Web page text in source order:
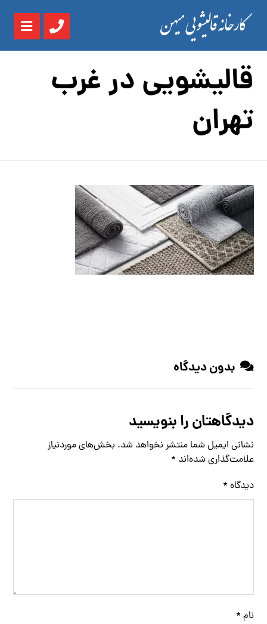
قالیشویی در غرب
تهران
بدون دیدگاه
دیدگاهتان را بنویسید
نشانی ایمیل شما منتشر نخواهد شد. بخش‌های موردنیاز
علامت‌گذاری شده‌اند *
دیدگاه *
نام *